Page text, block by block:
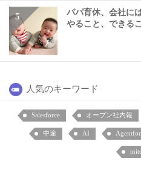
パパ育休、会社に
やること、できる
人気のキーワード
Salesforce オープン社内報
中途 AI